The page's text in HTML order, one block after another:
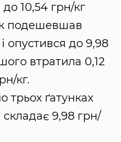
10,54 грн/кг
подешевшав
опустився до 9,98
втратила 0,12
кг.
трьох ґатунках
9,98 грн/